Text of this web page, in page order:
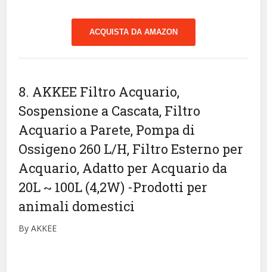
ACQUISTA DA AMAZON
8. AKKEE Filtro Acquario,
Sospensione a Cascata, Filtro
Acquario a Parete, Pompa di
Ossigeno 260 L/H, Filtro Esterno per
Acquario, Adatto per Acquario da
20L ~ 100L (4,2W) -Prodotti per
animali domestici
By AKKEE